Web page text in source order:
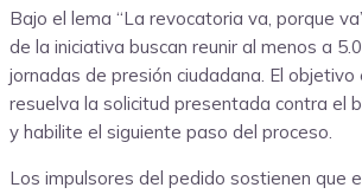
Bajo el lema “La revocatoria va, porque
de la iniciativa buscan reunir al menos a
jornadas de presión ciudadana. El objetivo
resuelva la solicitud presentada contra el
y habilite el siguiente paso del proceso.
Los impulsores del pedido sostienen que